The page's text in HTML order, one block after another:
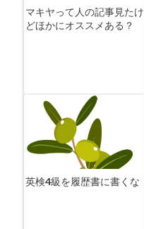
マキヤって人の記事見たけ
どほかにオススメある？
英検4級を履歴書に書くな